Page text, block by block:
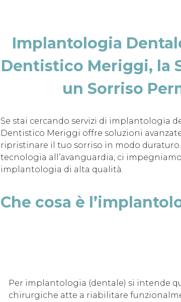
Implantologia
Dentistico Meriggi, la
un Sorriso
Se stai cercando servizi di implantologia
Dentistico Meriggi offre soluzioni
ripristinare il tuo sorriso in modo
tecnologia all’avanguardia, ci
implantologia di alta qualità.
Che cosa è
Per implantologia (dentale) si intende
chirurgiche atte a riabilitare